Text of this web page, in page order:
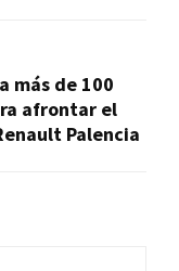
más de 100
afrontar el
Palencia